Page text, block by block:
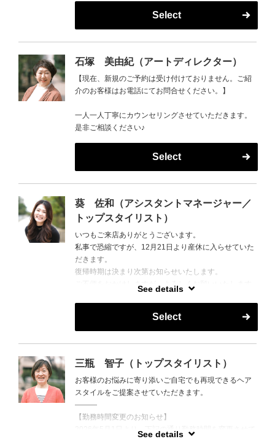
Select
石塚 美由紀（アートディレクター）
【現在、新規のご予約は受け付けておりません。ご紹
介のお客様はお電話にてお問合せください。】
一人一人丁寧にカウンセリングさせていただきます。
是非ご相談ください♪
Select
葵 佐和（アシスタントマネージャー／
トップスタイリスト）
いつもご来店ありがとうございます。
私事で恐縮ですが、12月21日より産休に入らせていた
だきます。
復帰時期は決まり次第お知らせいたします。
ご不便をおかけしますが、よろしくお願いいたします
See details
Select
三瓶 智子（トップスタイリスト）
お客様のお悩みに寄り添いご自宅でも再現できるヘア
スタイルをご提案させていただきます。
―――
【勤務時間変更のお知らせ】
2026年5月1日より、下記の通り勤務時間を変更させて
See details